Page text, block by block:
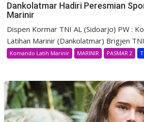
Dankolatmar Hadiri Peresmian
Marinir
Dispen Kormar TNI AL (Sidoarjo) PW :
Latihan Marinir (Dankolatmar) Brigjen
Komando Latih Marinir MARINIR PASMAR 2